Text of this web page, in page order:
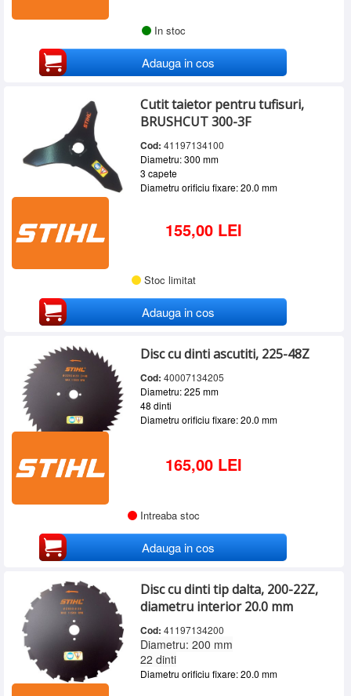
In stoc
Adauga in cos
Cutit taietor pentru tufisuri,
BRUSHCUT 300-3F
Cod: 41197134100
Diametru: 300 mm
3 capete
Diametru orificiu fixare: 20.0 mm
155,00 LEI
Stoc limitat
Adauga in cos
Disc cu dinti ascutiti, 225-48Z
Cod: 40007134205
Diametru: 225 mm
48 dinti
Diametru orificiu fixare: 20.0 mm
165,00 LEI
Intreaba stoc
Adauga in cos
Disc cu dinti tip dalta, 200-22Z,
diametru interior 20.0 mm
Cod: 41197134200
Diametru: 200 mm
22 dinti
Diametru orificiu fixare: 20.0 mm